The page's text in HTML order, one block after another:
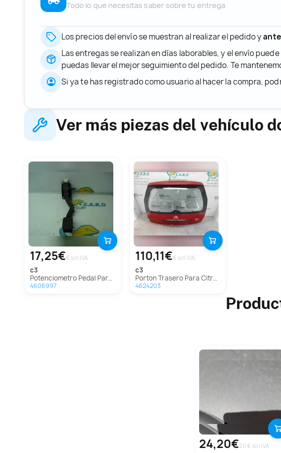
Todo lo que necesitas saber sobre tu entrega
Los precios del envío se muestran al realizar el pedido y
Las entregas se realizan en días laborables, y el envío
puedas llevar el mejor seguimiento del pedido. Te
Si ya te has registrado como usuario al hacer la compra,
Ver más piezas del vehículo
17,25€€ sin IVA
c3
Potenciometro Pedal Para Citroen C3
4606997
110,11€€ sin IVA
c3
Porton Trasero Para Citroen C3
4624203
24,20€20 € sin IVA